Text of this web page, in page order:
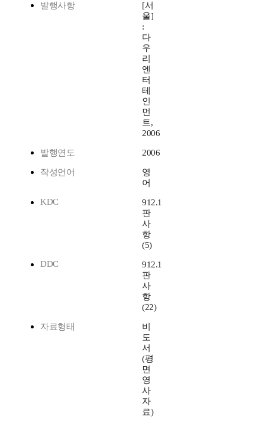
발행사항
[서
울]
:
다
우
리
엔
터
테
인
먼
트,
2006
발행연도 2006
작성언어
영
어
KDC
912.1
판
사
항
(5)
DDC
912.1
판
사
항
(22)
자료형태
비
도
서
(평
면
영
사
자
료)